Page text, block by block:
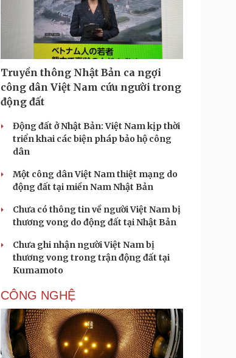
Truyền thông Nhật Bản ca ngợi
công dân Việt Nam cứu người trong
động đất
Động đất ở Nhật Bản: Việt Nam kịp thời
triển khai các biện pháp bảo hộ công
dân
Một công dân Việt Nam thiệt mạng do
động đất tại miền Nam Nhật Bản
Chưa có thông tin về người Việt Nam bị
thương vong do động đất tại Nhật Bản
Chưa ghi nhận người Việt Nam bị
thương vong trong trận động đất tại
Kumamoto
CÔNG NGHỆ